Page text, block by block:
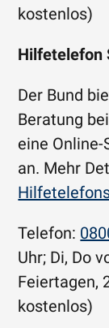
kostenlos)
Hilfetelefon
Der Bund
Beratung
eine
an. Mehr
Telefon:
Uhr; Di, Do
Feiertagen,
kostenlos)